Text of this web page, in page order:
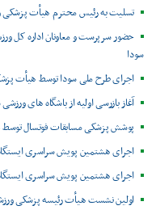
تسلیت به رئیس محترم هیأت پزشکی
حضور سرپرست و معاونان اداره کل
سودا
اجرای طرح ملی سودا توسط هیأت
آغاز بازرسی اولیه از باشگاه های
پوشش پزشکی مسابقات فوتسال
اجرای هشتمین پویش سراسری
اجرای هشتمین پویش سراسری
اولین نشست هیأت رئیسه پزشکی